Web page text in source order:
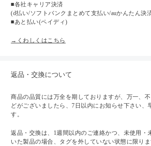
■各社キャリア決済
(d払い/ソフトバンクまとめて支払い/auかんたん決
■あと払い(ペイディ)
→くわしくはこちら
返品・交換について
商品の品質には万全を期しておりますが、万一、
どがございましたら、7日以内にお知らせ下さい、
す。
返品・交換は、1週間以内のご連絡かつ、未使用・
いた製品の場合、タグを外していない状態に限りま